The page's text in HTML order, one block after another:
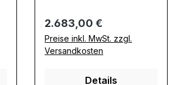
Regulärer Preis:
2.683,00 €
Preise inkl. MwSt. zzgl.
Versandkosten
Details